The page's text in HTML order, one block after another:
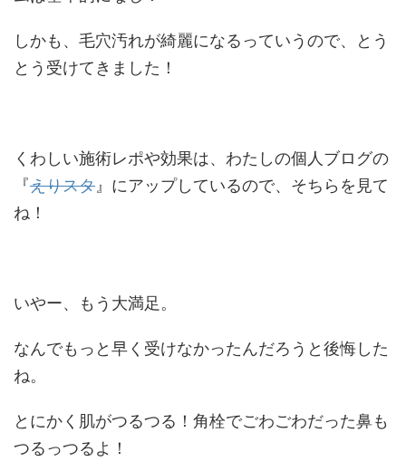
しかも、毛穴汚れが綺麗になるっていうので、とう
とう受けてきました！
くわしい施術レポや効果は、わたしの個人ブログの
『えりスタ』にアップしているので、そちらを見て
ね！
いやー、もう大満足。
なんでもっと早く受けなかったんだろうと後悔した
ね。
とにかく肌がつるつる！角栓でごわごわだった鼻も
つるっつるよ！